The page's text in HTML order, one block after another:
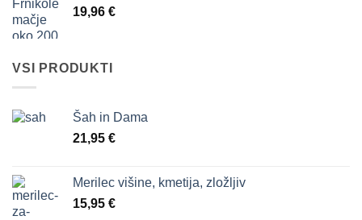
19,96 €
VSI PRODUKTI
Šah in Dama
21,95 €
Merilec višine, kmetija, zložljiv
15,95 €